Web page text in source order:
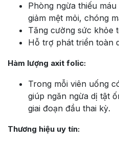
Phòng ngừa thiếu
giảm mệt mỏi, chóng
Tăng cường sức khỏe
Hỗ trợ phát triển toàn
Hàm lượng axit folic:
Trong mỗi viên uống
giúp ngăn ngừa dị tật
giai đoạn đầu thai kỳ.
Thương hiệu uy tín: